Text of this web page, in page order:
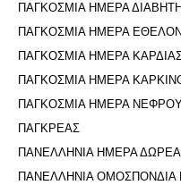
ΠΑΓΚΟΣΜΙΑ ΗΜΕΡΑ ΔΙΑΒΗΤΗ
ΠΑΓΚΟΣΜΙΑ ΗΜΕΡΑ
ΠΑΓΚΟΣΜΙΑ ΗΜΕΡΑ
ΠΑΓΚΟΣΜΙΑ ΗΜΕΡΑ
ΠΑΓΚΟΣΜΙΑ ΗΜΕΡΑ
ΠΑΓΚΡΕΑΣ
ΠΑΝΕΛΛΗΝΙΑ ΗΜΕΡΑ
ΠΑΝΕΛΛΗΝΙΑ